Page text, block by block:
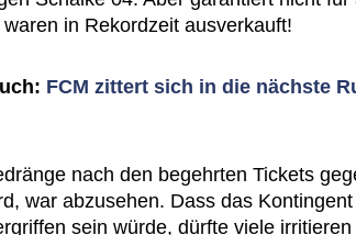
in Rekordzeit ausverkauft!
FCM zittert sich in die nächste
nach den begehrten Tickets
war abzusehen. Dass das
sein würde, dürfte viele